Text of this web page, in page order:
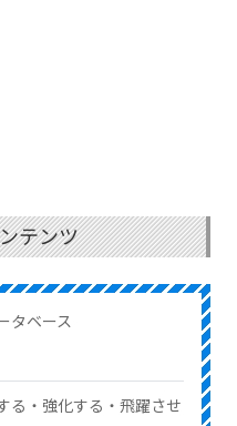
テンツ
タベース
る・強化する・飛躍させ